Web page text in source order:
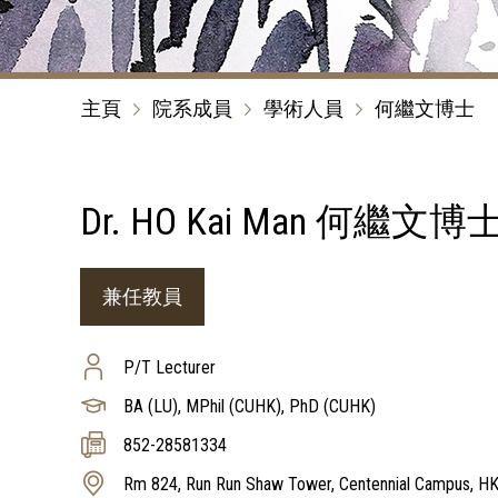
主頁 院系成員 學術人員 何繼文博士
Dr. HO Kai Man 何繼文博
兼任教員
P/T Lecturer
BA (LU), MPhil (CUHK), PhD (CUHK)
852-28581334
Rm 824, Run Run Shaw Tower, Centennial Campus,